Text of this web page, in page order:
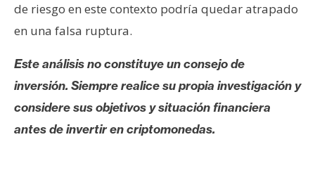
de riesgo en este contexto podría quedar atrapado
en una falsa ruptura.
Este análisis no constituye un consejo de
inversión. Siempre realice su propia investigación y
considere sus objetivos y situación financiera
antes de invertir en criptomonedas.